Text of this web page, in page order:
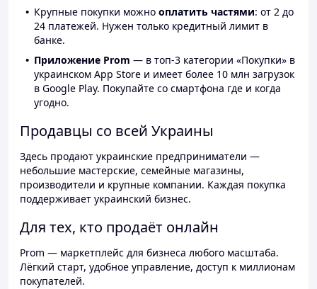
Крупные покупки можно оплатить частями: от 2 до
24 платежей. Нужен только кредитный лимит в
банке.
Приложение Prom — в топ-3 категории «Покупки» в
украинском App Store и имеет более 10 млн загрузок
в Google Play. Покупайте со смартфона где и когда
угодно.
Продавцы со всей Украины
Здесь продают украинские предприниматели —
небольшие мастерские, семейные магазины,
производители и крупные компании. Каждая покупка
поддерживает украинский бизнес.
Для тех, кто продаёт онлайн
Prom — маркетплейс для бизнеса любого масштаба.
Лёгкий старт, удобное управление, доступ к миллионам
покупателей.